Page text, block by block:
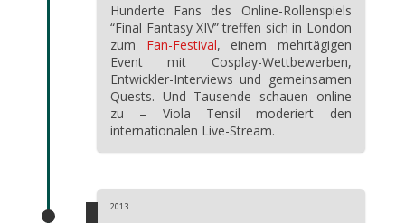
Hunderte Fans des Online-Rollenspiels
“Final Fantasy XIV” treffen sich in London
zum Fan-Festival, einem mehrtägigen
Event mit Cosplay-Wettbewerben,
Entwickler-Interviews und gemeinsamen
Quests. Und Tausende schauen online
zu – Viola Tensil moderiert den
internationalen Live-Stream.
2013